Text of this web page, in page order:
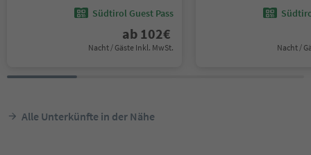
Südtirol Guest Pass
ab 102€
Nacht / Gäste Inkl. MwSt. Nacht /
Alle Unterkünfte in der Nähe